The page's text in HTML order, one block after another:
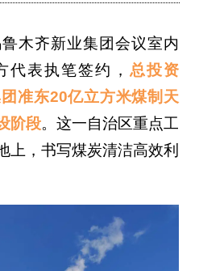
木齐新业集团会议室内
代表执笔签约， 总投资
准东20亿立方米煤制天
阶段。这一自治区重点工
上，书写煤炭清洁高效利